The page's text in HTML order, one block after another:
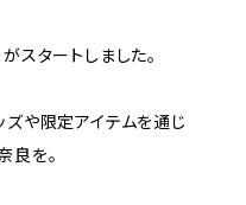
スタートしました。
や限定アイテムを通じ
良を。